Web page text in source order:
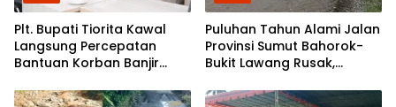
Plt. Bupati Tiorita Kawal
Langsung Percepatan
Bantuan Korban Banjir
Puluhan Tahun Alami Jalan
Provinsi Sumut Bahorok-
Bukit Lawang Rusak,
Perbaikan